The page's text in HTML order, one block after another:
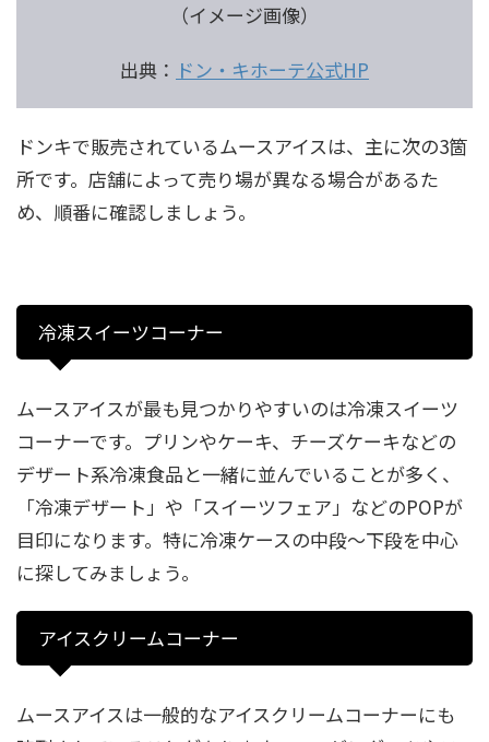
（イメージ画像）
出典： ドン・キホーテ公式HP
ドンキで販売されているムースアイスは、主に次の3箇
所です。店舗によって売り場が異なる場合があるた
め、順番に確認しましょう。
冷凍スイーツコーナー
ムースアイスが最も見つかりやすいのは冷凍スイーツ
コーナーです。プリンやケーキ、チーズケーキなどの
デザート系冷凍食品と一緒に並んでいることが多く、
「冷凍デザート」や「スイーツフェア」などのPOPが
目印になります。特に冷凍ケースの中段～下段を中心
に探してみましょう。
アイスクリームコーナー
ムースアイスは一般的なアイスクリームコーナーにも